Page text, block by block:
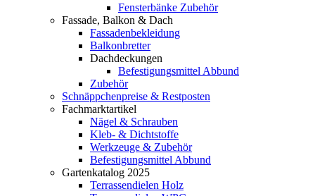
Fensterbänke Zubehör
Fassade, Balkon & Dach
Fassadenbekleidung
Balkonbretter
Dachdeckungen
Befestigungsmittel Abbund
Zubehör
Schnäppchenpreise & Restposten
Fachmarktartikel
Nägel & Schrauben
Kleb- & Dichtstoffe
Werkzeuge & Zubehör
Befestigungsmittel Abbund
Gartenkatalog 2025
Terrassendielen Holz